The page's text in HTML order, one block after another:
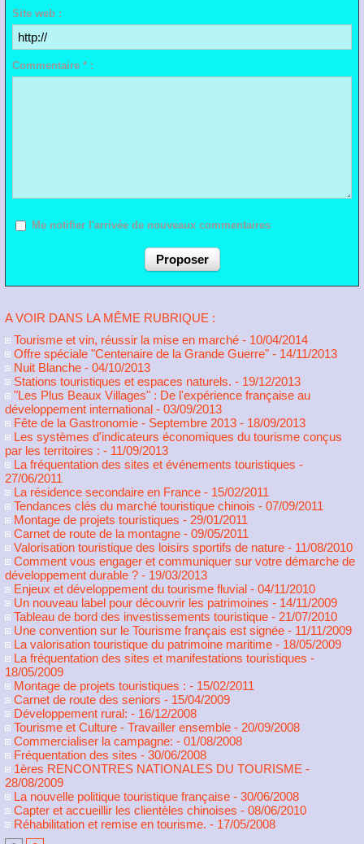
Site web :
Commentaire * :
Me notifier l'arrivée de nouveaux commentaires
A VOIR DANS LA MÊME RUBRIQUE :
Tourisme et vin, réussir la mise en marché - 10/04/2014
Offre spéciale "Centenaire de la Grande Guerre" - 14/11/2013
Nuit Blanche - 04/10/2013
Stations touristiques et espaces naturels. - 19/12/2013
"Les Plus Beaux Villages" : De l'expérience française au
développement international - 03/09/2013
Fête de la Gastronomie - Septembre 2013 - 18/09/2013
Les systèmes d'indicateurs économiques du tourisme conçus
par les territoires : - 11/09/2013
La fréquentation des sites et événements touristiques -
27/06/2011
La résidence secondaire en France - 15/02/2011
Tendances clés du marché touristique chinois - 07/09/2011
Montage de projets touristiques - 29/01/2011
Carnet de route de la montagne - 09/05/2011
Valorisation touristique des loisirs sportifs de nature - 11/08/2010
Comment vous engager et communiquer sur votre démarche de
développement durable ? - 19/03/2013
Enjeux et développement du tourisme fluvial - 04/11/2010
Un nouveau label pour découvrir les patrimoines - 14/11/2009
Tableau de bord des investissements touristique - 21/07/2010
Une convention sur le Tourisme français est signée - 11/11/2009
La valorisation touristique du patrimoine maritime - 18/05/2009
La fréquentation des sites et manifestations touristiques -
18/05/2009
Montage de projets touristiques : - 15/02/2011
Carnet de route des seniors - 15/04/2009
Développement rural: - 16/12/2008
Tourisme et Culture - Travailler ensemble - 20/09/2008
Commercialiser la campagne: - 01/08/2008
Fréquentation des sites - 30/06/2008
1ères RENCONTRES NATIONALES DU TOURISME -
28/08/2009
La nouvelle politique touristique française - 30/06/2008
Capter et accueillir les clientèles chinoises - 08/06/2010
Réhabilitation et remise en tourisme. - 17/05/2008